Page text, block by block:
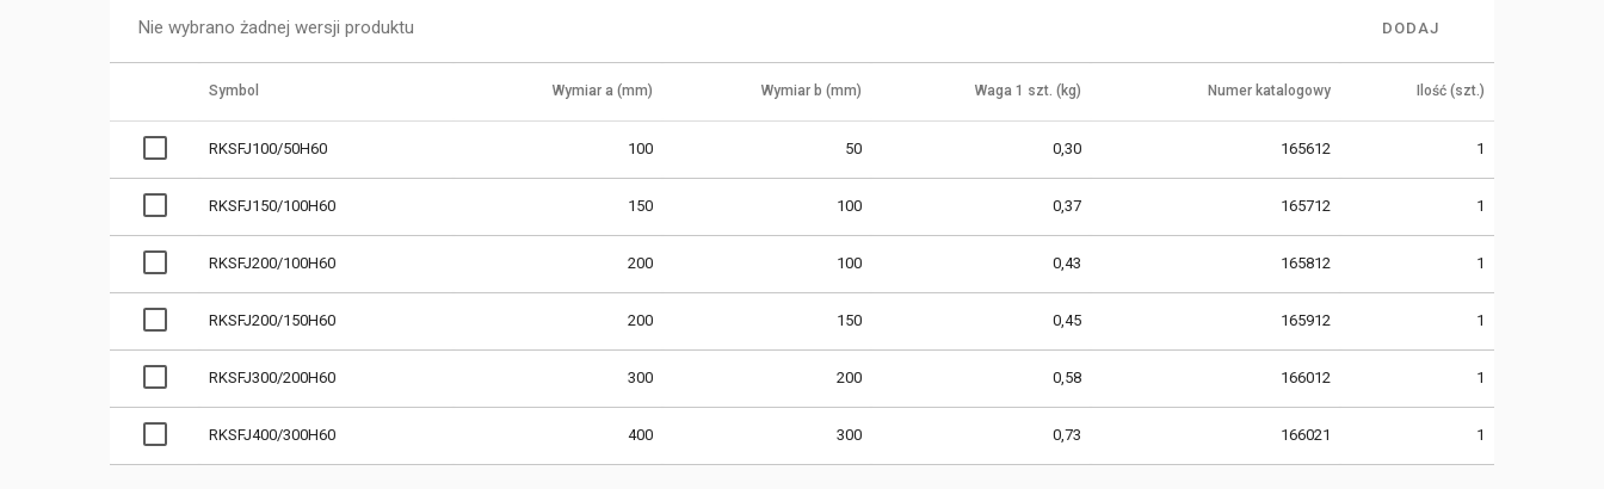
Nie wybrano żadnej wersji produktu DODAJ
Symbol Wymiar a (mm) Wymiar b (mm) Waga 1 szt. (kg) Numer katalogowy Ilość (szt.)
RKSFJ100/50H60 100 50 0,30 165612 1
RKSFJ150/100H60 150 100 0,37 165712 1
RKSFJ200/100H60 200 100 0,43 165812 1
RKSFJ200/150H60 200 150 0,45 165912 1
RKSFJ300/200H60 300 200 0,58 166012 1
RKSFJ400/300H60 400 300 0,73 166021 1